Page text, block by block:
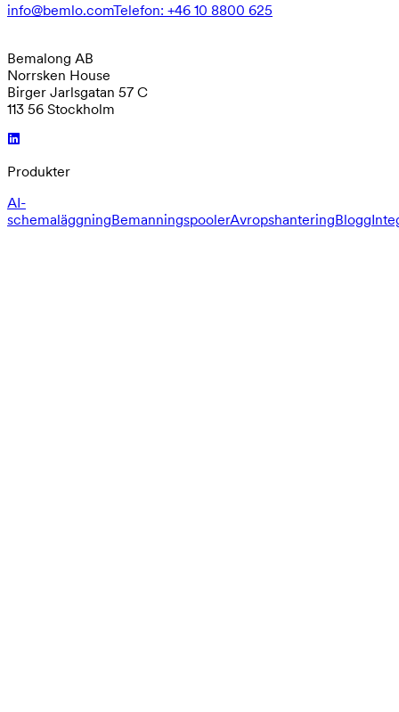
info@bemlo.comTelefon: +46 10 8800 625
Bemalong AB
Norrsken House
Birger Jarlsgatan 57 C
113 56 Stockholm
Produkter
AI-
schemaläggningBemanningspoolerAvropshanteringBlogg